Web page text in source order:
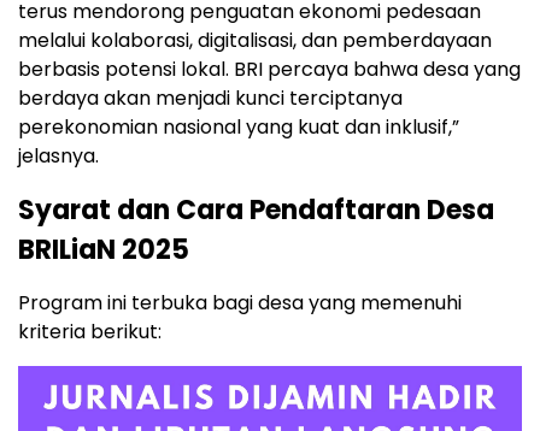
terus mendorong penguatan ekonomi pedesaan
melalui kolaborasi, digitalisasi, dan pemberdayaan
berbasis potensi lokal. BRI percaya bahwa desa yang
berdaya akan menjadi kunci terciptanya
perekonomian nasional yang kuat dan inklusif,”
jelasnya.
Syarat dan Cara Pendaftaran Desa
BRILiaN 2025
Program ini terbuka bagi desa yang memenuhi
kriteria berikut: